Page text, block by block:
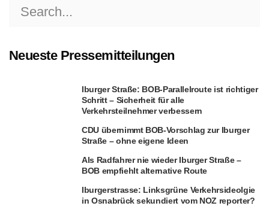
for:
Neueste Pressemitteilungen
Iburger Straße: BOB-Parallelroute ist richtiger
Schritt – Sicherheit für alle
Verkehrsteilnehmer verbessern
CDU übernimmt BOB-Vorschlag zur Iburger
Straße – ohne eigene Ideen
Als Radfahrer nie wieder Iburger Straße –
BOB empfiehlt alternative Route
Iburgerstrasse: Linksgrüne Verkehrsideolgie
in Osnabrück sekundiert vom NOZ reporter?